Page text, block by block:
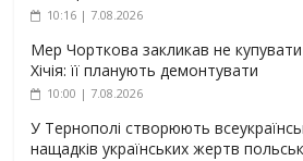
10:16 | 7.08.2026
Мер Чорткова закликав не купувати
Хічія: її планують демонтувати
10:00 | 7.08.2026
У Тернополі створюють
нащадків українських жертв